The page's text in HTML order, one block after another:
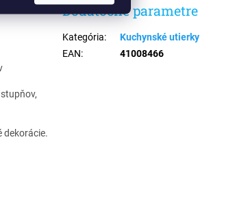
dekorácie.
Dodatočné parametre
Kategória:
Kuchynské utierky
EAN: 41008466